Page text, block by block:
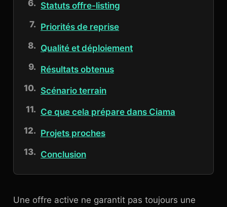
Statuts offre-listing
Priorités de reprise
Qualité et déploiement
Résultats obtenus
Scénario terrain
Ce que cela prépare dans Ciama
Projets proches
Conclusion
Une offre active ne garantit pas toujours une